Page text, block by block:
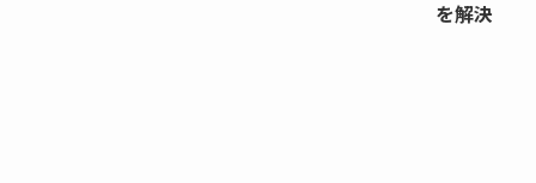
を解決